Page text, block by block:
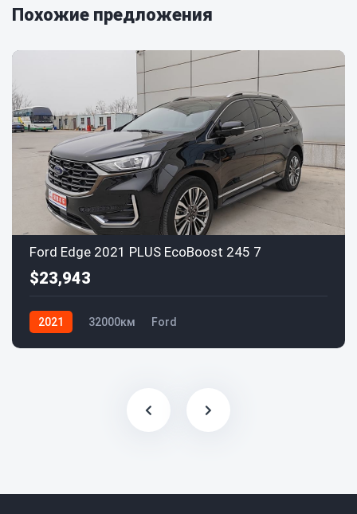
Похожие предложения
Ford Edge 2021 PLUS EcoBoost 245 7
$23,943
2021 32000км Ford